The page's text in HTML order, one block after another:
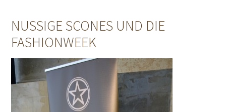
NUSSIGE SCONES UND DIE
FASHIONWEEK